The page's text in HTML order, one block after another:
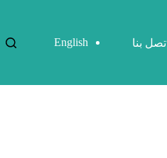
اتصل بنا English